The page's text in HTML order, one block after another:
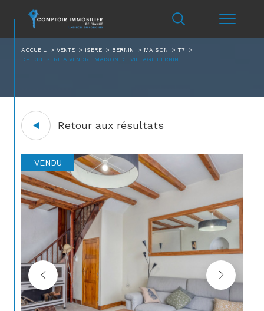
ACCUEIL VENTE ISERE BERNIN MAISON
T7
DPT 38 ISERE A VENDRE MAISON DE VILLAGE BERNIN
Retour aux résultats
VENDU